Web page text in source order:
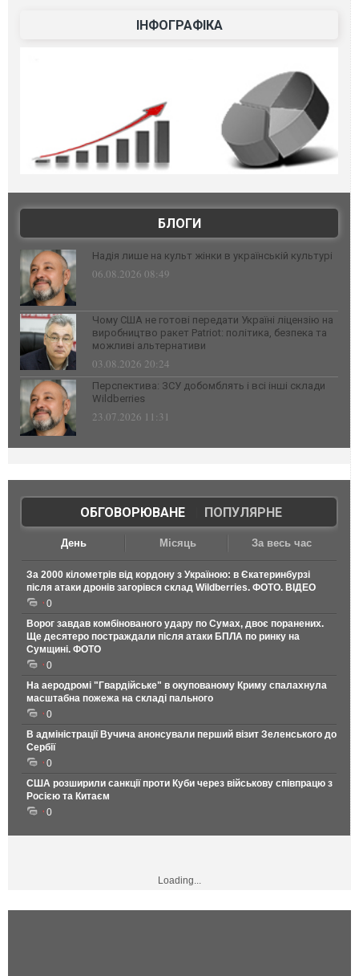
ІНФОГРАФІКА
БЛОГИ
Надія лише на культ жінки в українській культурі
06.08.2026 08:49
Чому США не готові передати Україні ліцензію на
виробництво ракет Patriot: політика, безпека та
можливі альтернативи
03.08.2026 20:24
Перспектива: ЗСУ добомблять і всі інші склади
Wildberries
23.07.2026 11:31
ОБГОВОРЮВАНЕ| ПОПУЛЯРНЕ
День Місяць За весь час
За 2000 кілометрів від кордону з Україною: в Єкатеринбурзі
після атаки дронів загорівся склад Wildberries. ФОТО. ВІДЕО
0
Ворог завдав комбінованого удару по Сумах, двоє поранених.
Ще десятеро постраждали після атаки БПЛА по ринку на
Сумщині. ФОТО
0
На аеродромі "Гвардійське" в окупованому Криму спалахнула
масштабна пожежа на складі пального
0
В адміністрації Вучича анонсували перший візит Зеленського до
Сербії
0
США розширили санкції проти Куби через військову співпрацю з
Росією та Китаєм
0
Loading...